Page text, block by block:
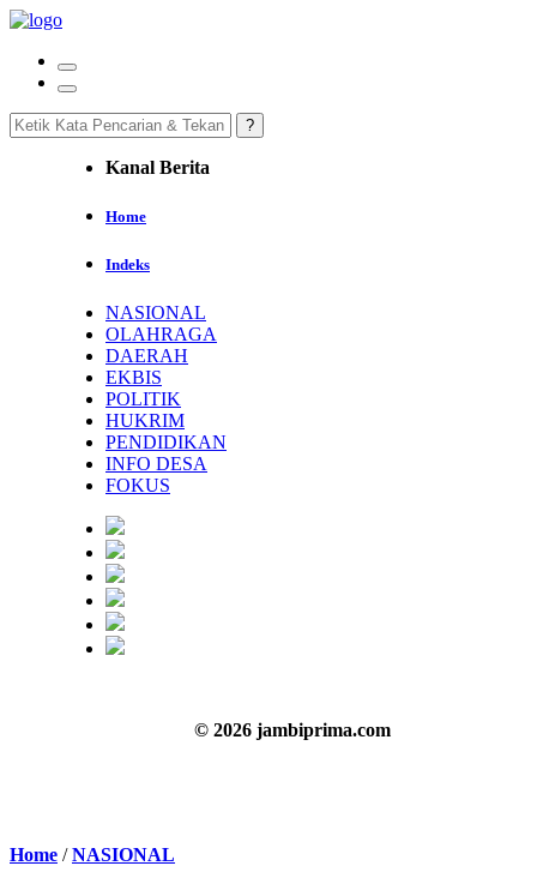
Kanal Berita
Home
Indeks
NASIONAL
OLAHRAGA
DAERAH
EKBIS
POLITIK
HUKRIM
PENDIDIKAN
INFO DESA
FOKUS
© 2026 jambiprima.com
Home /NASIONAL